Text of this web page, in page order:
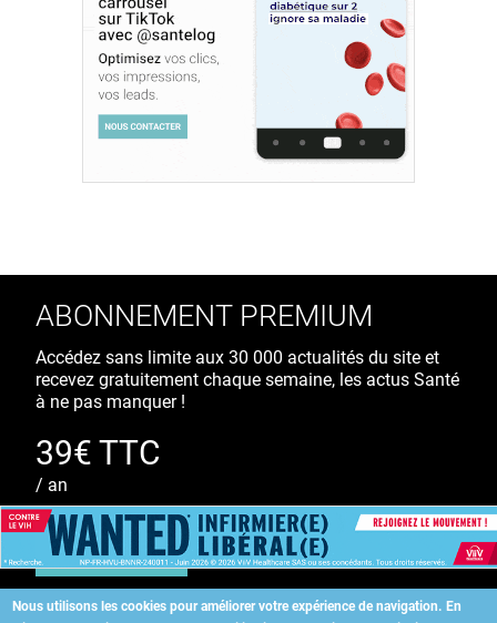
Nous utilisons les cookies pour améliorer votre expérience de navigation. En
ABONNEMENT PREMIUM
Accédez sans limite aux 30 000 actualités du site et
recevez gratuitement chaque semaine, les actus Santé
à ne pas manquer !
39€ TTC
/ an
S'ABONNER